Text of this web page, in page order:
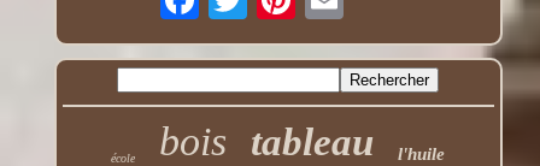
école bois tableau l'huile